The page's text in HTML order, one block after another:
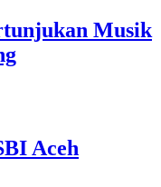
Musik
Aceh